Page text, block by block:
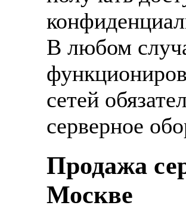
В любом
сетей
серверное
Продажа
Москве